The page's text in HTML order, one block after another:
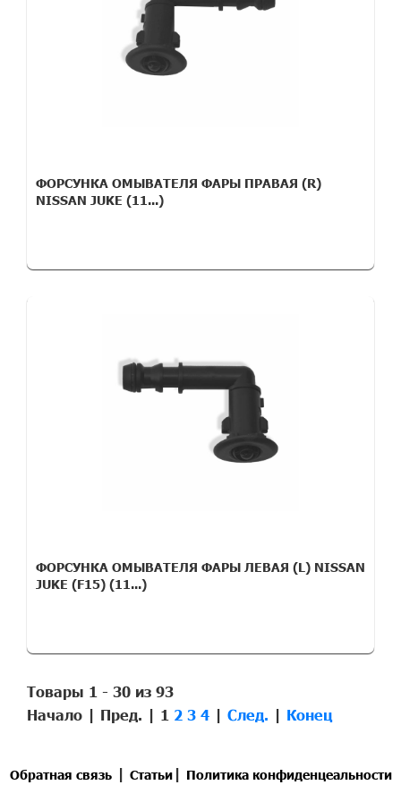
ФОРСУНКА ОМЫВАТЕЛЯ ФАРЫ ПРАВАЯ (R)
NISSAN JUKE (11...)
ФОРСУНКА ОМЫВАТЕЛЯ ФАРЫ ЛЕВАЯ (L) NISSAN
JUKE (F15) (11...)
Товары 1 - 30 из 93
Начало | Пред. | 1 2 3 4 | След. | Конец
Обратная связь| Статьи| Политика конфиденцеальности